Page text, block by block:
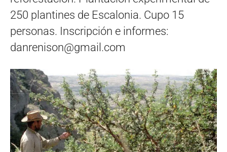
250 plantines de Escalonia. Cupo 15
personas. Inscripción e informes:
danrenison@gmail.com